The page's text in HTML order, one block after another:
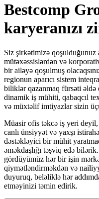
Bestcomp
karyeranızı
Siz şirkətimizə qoşulduğunuz
mütəxəssislərdən və
bir ailəyə qoşulmuş
regionun aparıcı sistem
biliklər qazanmaq fürsəti
dinamik iş mühiti, qabaqcıl
və müxtəlif imtiyazlar sizin
Müasir ofis təkcə iş yeri
canlı ünsiyyət və yaxşı
dəstəkləyici bir mühit
əməkdaşlığı təşviq edə
gördüyümüz hər bir işin
qiymətləndirməkdən və
duyuruq, beləliklə hər
etməyinizi təmin edirik.